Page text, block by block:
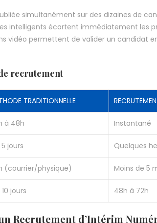
simultanément sur des dizaines de
intelligents écartent immédiatement les
vidéo permettent de valider un candidat
recrutement
TRADITIONNELLE
à 48h Instantané
jours Quelques
(courrier/physique) Moins de 5
jours 48h à 72h
Recrutement d’Intérim